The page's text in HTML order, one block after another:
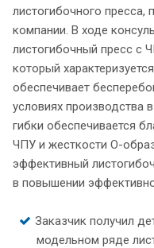
листогибочного
компании. В ходе
листогибочный пресс с
который
обеспечивает
условиях производства
гибки обеспечивается
ЧПУ и жесткости О-
эффективный
в повышении
Заказчик получил
модельном ряде